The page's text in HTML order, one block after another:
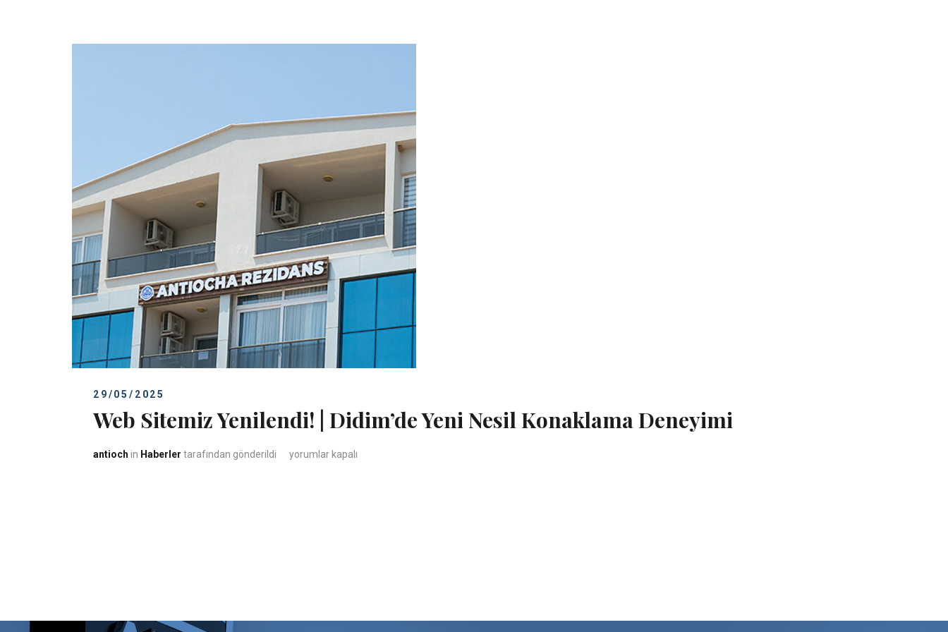
29/05/2025
Web Sitemiz Yenilendi! | Didim’de Yeni Nesil Konaklama Deneyimi
antioch in Haberler tarafından gönderildi Web Sitemiz Yenilendi! | Didim’de Yeni Nesil Konaklama Deneyimi için
yorumlar kapalı